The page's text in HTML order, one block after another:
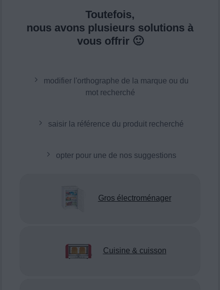
Toutefois,
nous avons plusieurs solutions à
vous offrir 🙂
modifier l'orthographe de la marque ou du
mot recherché
saisir la référence du produit recherché
opter pour une de nos suggestions
Gros électroménager
Cuisine & cuisson